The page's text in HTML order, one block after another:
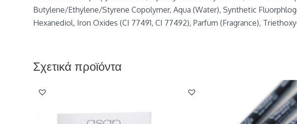
Butylene/Ethylene/Styrene Copolymer, Aqua (Water), Synthetic
Hexanediol, Iron Oxides (CI 77491, CI 77492), Parfum (Fragrance),
Σχετικά προϊόντα